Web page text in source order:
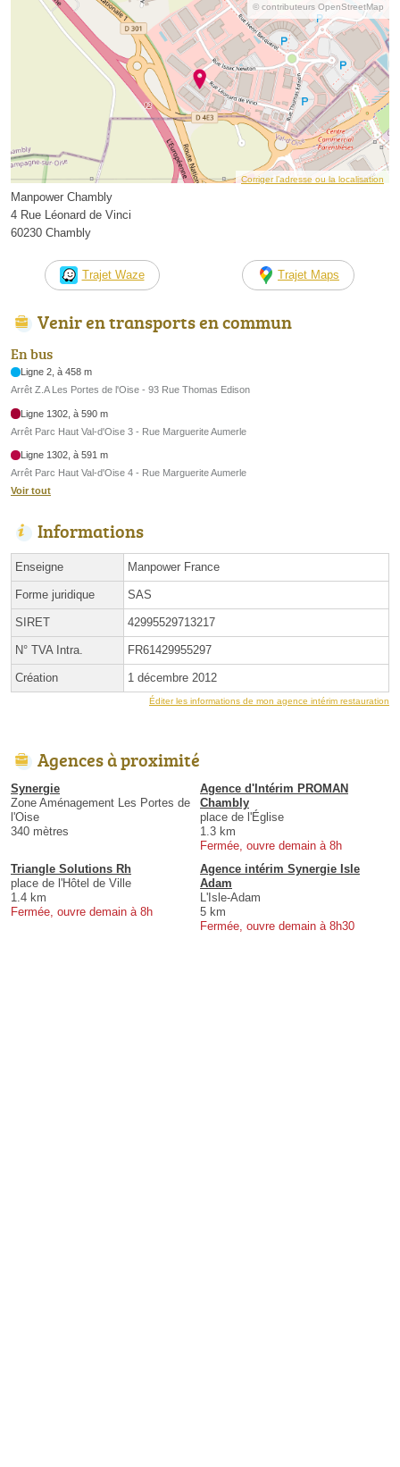
© contributeurs OpenStreetMap
Corriger l’adresse ou la localisation
Manpower Chambly
4 Rue Léonard de Vinci
60230 Chambly
Trajet Waze Trajet Maps
Venir en transports en commun
En bus
Ligne 2, à 458 m
Arrêt Z.A Les Portes de l'Oise - 93 Rue Thomas Edison
Ligne 1302, à 590 m
Arrêt Parc Haut Val-d'Oise 3 - Rue Marguerite Aumerle
Ligne 1302, à 591 m
Arrêt Parc Haut Val-d'Oise 4 - Rue Marguerite Aumerle
Voir tout
Informations
Enseigne Manpower France
Forme juridique SAS
SIRET 42995529713217
N° TVA Intra. FR61429955297
Création 1 décembre 2012
Éditer les informations de mon agence intérim restauration
Agences à proximité
Synergie
Zone Aménagement Les Portes de
l'Oise
340 mètres
Agence d'Intérim PROMAN
Chambly
place de l'Église
1.3 km
Fermée, ouvre demain à 8h
Triangle Solutions Rh
place de l'Hôtel de Ville
1.4 km
Fermée, ouvre demain à 8h
Agence intérim Synergie Isle
Adam
L'Isle-Adam
5 km
Fermée, ouvre demain à 8h30